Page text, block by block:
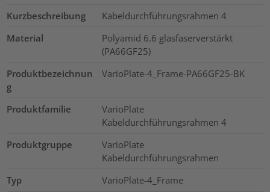
Kurzbeschreibung
Kabeldurchführungsrahmen 4
Material
Polyamid 6.6 glasfaserverstärkt
(PA66GF25)
Produktbezeichnun
g
VarioPlate-4_Frame-PA66GF25-BK
Produktfamilie
VarioPlate
Kabeldurchführungsrahmen 4
Produktgruppe
VarioPlate
Kabeldurchführungsrahmen
Typ
VarioPlate-4_Frame